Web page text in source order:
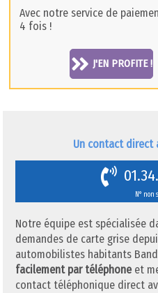
Avec notre service de
4 fois !
J'EN PROFITE !
Un contact direct
N° non
Notre équipe est spécialisée
demandes de carte grise
automobilistes habitants
facilement par téléphone et
contact téléphonique direct